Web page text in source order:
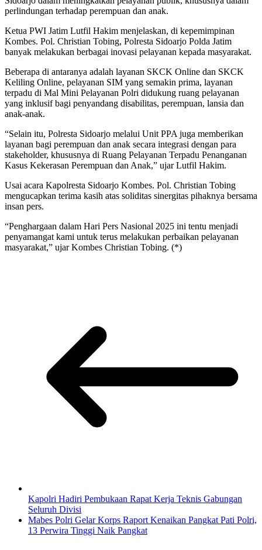
perlindungan terhadap perempuan dan anak.
Ketua PWI Jatim Lutfil Hakim menjelaskan, di kepemimpinan
Kombes. Pol. Christian Tobing, Polresta Sidoarjo Polda Jatim
banyak melakukan berbagai inovasi pelayanan kepada masyarakat.
Beberapa di antaranya adalah layanan SKCK Online dan SKCK
Keliling Online, pelayanan SIM yang semakin prima, layanan
terpadu di Mal Mini Pelayanan Polri didukung ruang pelayanan
yang inklusif bagi penyandang disabilitas, perempuan, lansia dan
anak-anak.
“Selain itu, Polresta Sidoarjo melalui Unit PPA juga memberikan
layanan bagi perempuan dan anak secara integrasi dengan para
stakeholder, khususnya di Ruang Pelayanan Terpadu Penanganan
Kasus Kekerasan Perempuan dan Anak,” ujar Lutfil Hakim.
Usai acara Kapolresta Sidoarjo Kombes. Pol. Christian Tobing
mengucapkan terima kasih atas soliditas sinergitas pihaknya bersama
insan pers.
“Penghargaan dalam Hari Pers Nasional 2025 ini tentu menjadi
penyamangat kami untuk terus melakukan perbaikan pelayanan
masyarakat,” ujar Kombes Christian Tobing. (*)
Kapolri Hadiri Pembukaan Rapat Kerja Teknis Gabungan
Seluruh Divisi
Mabes Polri Gelar Korps Raport Kenaikan Pangkat Pati Polri,
13 Perwira Tinggi Naik Pangkat